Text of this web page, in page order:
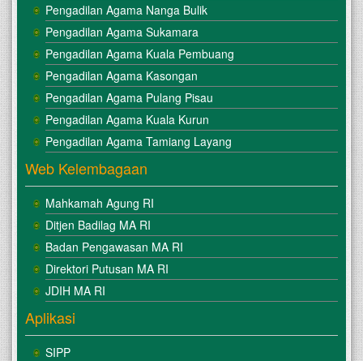
Pengadilan Agama Nanga Bulik
Pengadilan Agama Sukamara
Pengadilan Agama Kuala Pembuang
Pengadilan Agama Kasongan
Pengadilan Agama Pulang Pisau
Pengadilan Agama Kuala Kurun
Pengadilan Agama Tamiang Layang
Web Kelembagaan
Mahkamah Agung RI
Ditjen Badilag MA RI
Badan Pengawasan MA RI
Direktori Putusan MA RI
JDIH MA RI
Aplikasi
SIPP